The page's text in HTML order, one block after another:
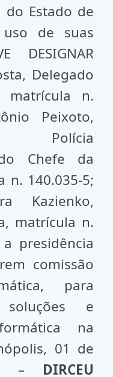
do Estado de
de suas
DESIGNAR
Delegado
matrícula n.
Peixoto,
Polícia
do Chefe da
n. 140.035-5;
Kazienko,
matrícula n.
presidência
comissão
para
soluções e
na
01 de
– DIRCEU